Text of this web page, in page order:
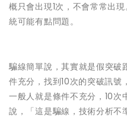
概只會出現1次，不會常常出
統可能有點問題。
騙線簡單說，其實就是假突破
件充分，找到10次的突破訊號
一般人就是條件不充分，10
說，「這是騙線，技術分析不